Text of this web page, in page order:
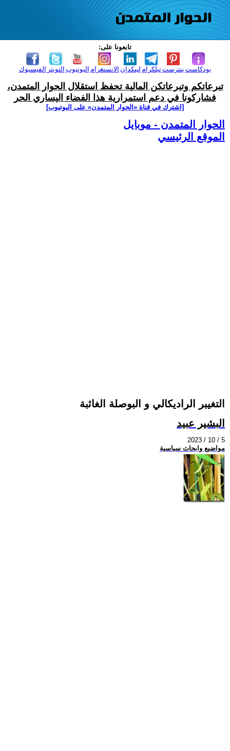
تابعونا على:
الفيسبوك التويتر اليوتيوب الانستغرام لينكدإن تيلكرامبنترست بودكاست
تبرعاتكم وتبرعاتكن المالية تحفظ استقلال الحوار المتمدن،
فشاركونا في دعم استمرارية هذا الفضاء اليساري الحر
[اشترك في قناة ‫«الحوار المتمدن» على اليوتيوب]
الحوار المتمدن - موبايل
الموقع الرئيسي
التغيبر الراديكالي و البوصلة الغائبة
البشير عبيد
2023 / 10 / 5
مواضيع وابحاث سياسية